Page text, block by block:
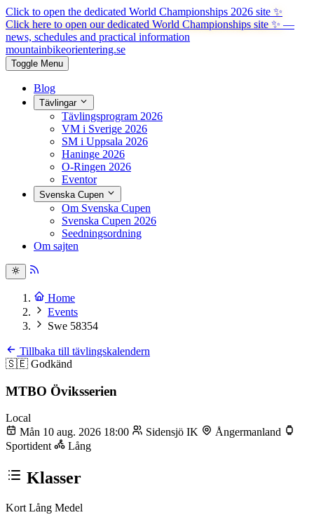
Click to open the dedicated World Championships 2026 site ✨
Click here to open our dedicated World Championships site ✨ —
news, schedules and practical information
mountainbikeorientering.se
Toggle Menu
Blog
Tävlingar
Tävlingsprogram 2026
VM i Sverige 2026
SM i Uppsala 2026
Haninge 2026
O-Ringen 2026
Eventor
Svenska Cupen
Om Svenska Cupen
Svenska Cupen 2026
Seedningsordning
Om sajten
Home
Events
Swe 58354
Tillbaka till tävlingskalendern
🇸🇪 Godkänd
MTBO Öviksserien
Local
Mån 10 aug. 2026 18:00
Sidensjö IK
Ångermanland
Sportident
Lång
Klasser
Kort Lång Medel